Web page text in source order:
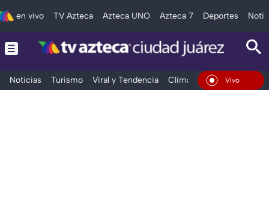
en vivo TV Azteca Azteca UNO Azteca 7 Deportes
Noticias Turismo Viral y Tendencia Clima Deportes
En Vivo